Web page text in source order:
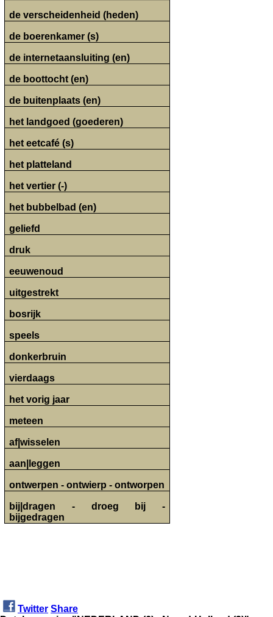
de verscheidenheid (heden)
de boerenkamer (s)
de internetaansluiting (en)
de boottocht (en)
de buitenplaats (en)
het landgoed (goederen)
het eetcafé (s)
het platteland
het vertier (-)
het bubbelbad (en)
geliefd
druk
eeuwenoud
uitgestrekt
bosrijk
speels
donkerbruin
vierdaags
het vorig jaar
meteen
af|wisselen
aan|leggen
ontwerpen - ontwierp - ontworpen
bij|dragen - droeg bij -
bijgedragen
Twitter Share